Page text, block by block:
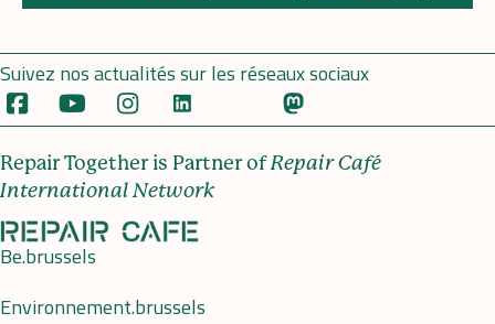
Suivez nos actualités sur les réseaux sociaux
Repair Together is Partner ofRepair Café
International Network
Be.brussels
Environnement.brussels